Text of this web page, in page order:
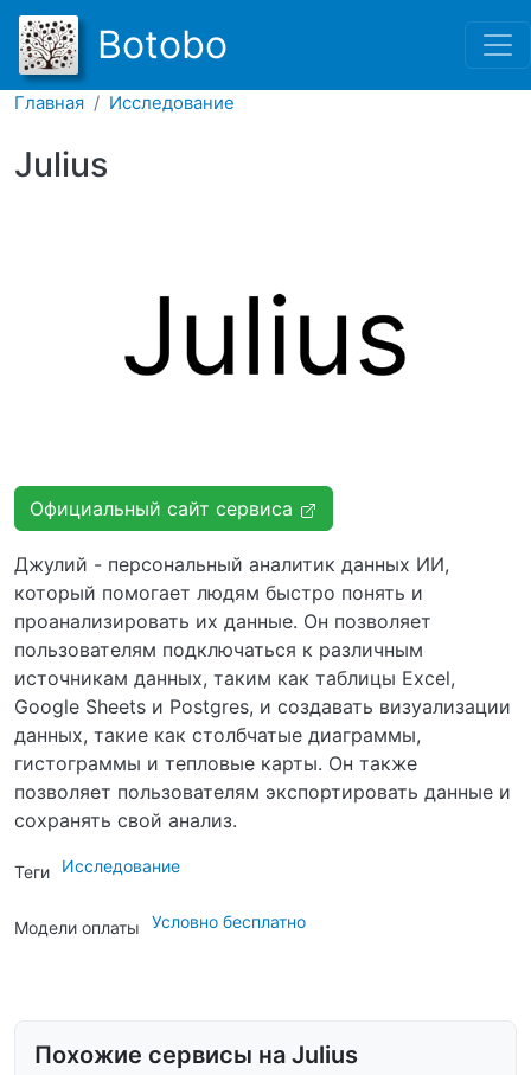
Перейти к основному
Botobo
Главная Исследование
Julius
Официальный сайт сервиса
Джулий - персональный аналитик данных ИИ,
который помогает людям быстро понять и
проанализировать их данные. Он позволяет
пользователям подключаться к различным
источникам данных, таким как таблицы Excel,
Google Sheets и Postgres, и создавать визуализации
данных, такие как столбчатые диаграммы,
гистограммы и тепловые карты. Он также
позволяет пользователям экспортировать данные и
сохранять свой анализ.
Теги Исследование
Модели оплаты Условно бесплатно
Похожие сервисы на Julius